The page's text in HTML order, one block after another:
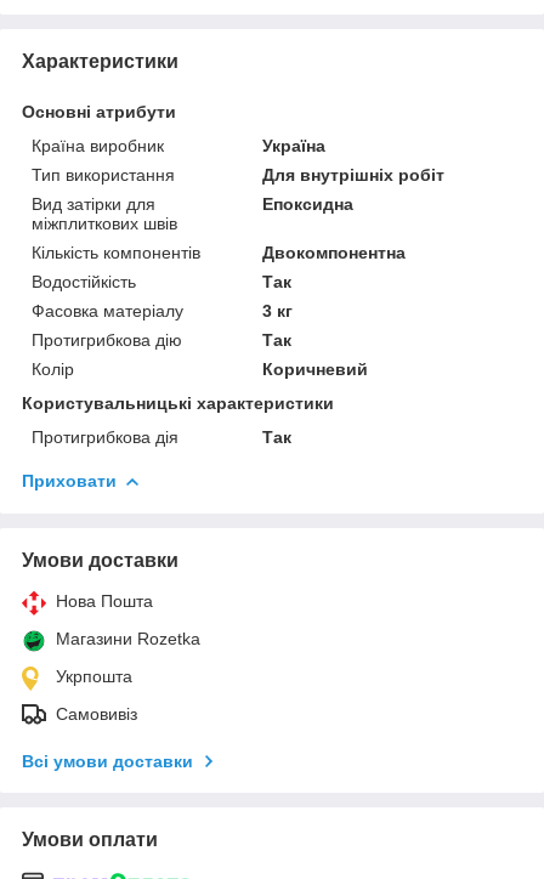
Характеристики
Основні атрибути
Країна виробник
Україна
Тип використання
Для внутрішніх робіт
Вид затірки для
міжплиткових швів
Епоксидна
Кількість компонентів
Двокомпонентна
Водостійкість
Так
Фасовка матеріалу
3 кг
Протигрибкова дію
Так
Колір
Коричневий
Користувальницькі характеристики
Протигрибкова дія
Так
Приховати
Умови доставки
Нова Пошта
Магазини Rozetka
Укрпошта
Самовивіз
Всі умови доставки
Умови оплати